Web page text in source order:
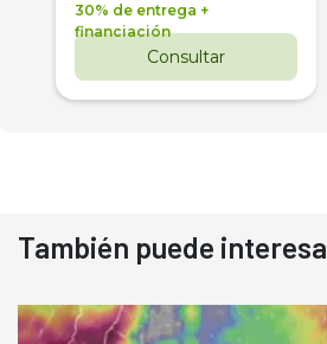
30% de entrega +
financiación
Consultar
También puede